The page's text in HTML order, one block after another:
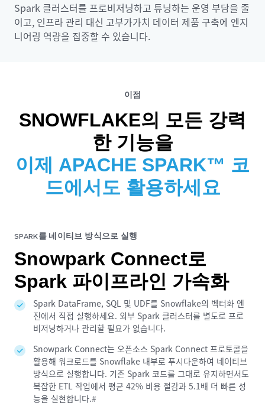
Spark 클러스터를 프로비저닝하고 튜닝하는 운영 부담을 줄
이고, 인프라 관리 대신 고부가가치 데이터 제품 구축에 엔지
니어링 역량을 집중할 수 있습니다.
이점
SNOWFLAKE의 모든 강력
한 기능을
이제 APACHE SPARK™ 코
드에서도 활용하세요
SPARK를 네이티브 방식으로 실행
Snowpark Connect로
Spark 파이프라인 가속화
Spark DataFrame, SQL 및 UDF를 Snowflake의 벡터화 엔
진에서 직접 실행하세요. 외부 Spark 클러스터를 별도로 프로
비저닝하거나 관리할 필요가 없습니다.
Snowpark Connect는 오픈소스 Spark Connect 프로토콜을
활용해 워크로드를 Snowflake 내부로 푸시다운하여 네이티브
방식으로 실행합니다. 기존 Spark 코드를 그대로 유지하면서도
복잡한 ETL 작업에서 평균 42% 비용 절감과 5.1배 더 빠른 성
능을 실현합니다.#